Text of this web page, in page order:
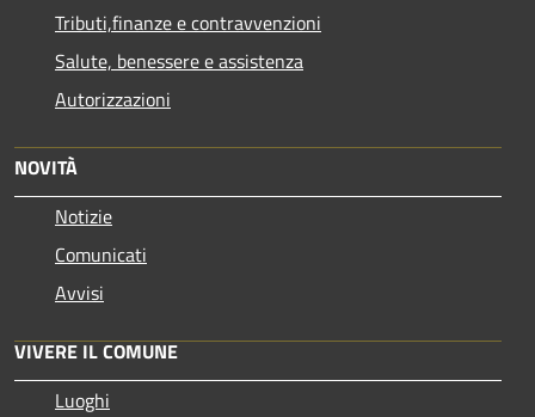
Tributi,finanze e contravvenzioni
Salute, benessere e assistenza
Autorizzazioni
NOVITÀ
Notizie
Comunicati
Avvisi
VIVERE IL COMUNE
Luoghi